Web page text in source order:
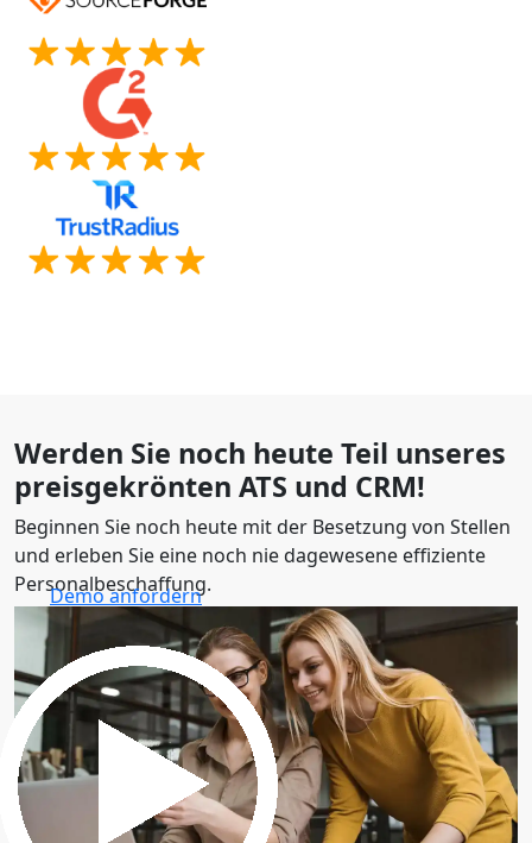
Werden Sie noch heute Teil unseres
preisgekrönten ATS und CRM!
Beginnen Sie noch heute mit der Besetzung von Stellen
und erleben Sie eine noch nie dagewesene effiziente
Personalbeschaffung.
Demo anfordern
30 Minuten, um die Software kennenzulernen.